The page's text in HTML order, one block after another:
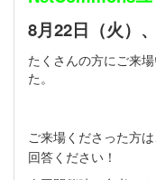
8月22日（火）
たくさんの方にご来
た。
ご来場くださった方
回答ください！